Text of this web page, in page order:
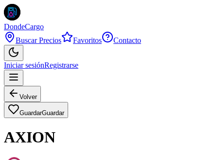
DondeCargo
Buscar Precios
Favoritos Contacto
Iniciar sesiónRegistrarse
Volver
GuardarGuardar
AXION